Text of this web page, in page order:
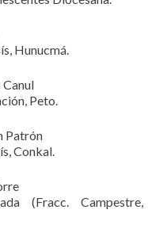
Hunucmá.
Peto.
Patrón
Conkal.
(Fracc. Campestre,